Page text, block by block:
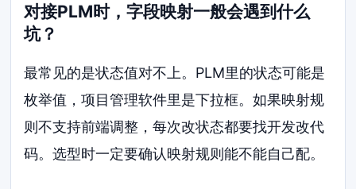
对接PLM时，字段映射一般会遇到什么
坑？
最常见的是状态值对不上。PLM里的状态可能是
枚举值，项目管理软件里是下拉框。如果映射规
则不支持前端调整，每次改状态都要找开发改代
码。选型时一定要确认映射规则能不能自己配。